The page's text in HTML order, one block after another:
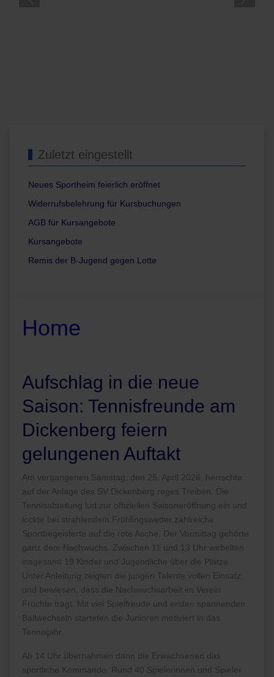
Zuletzt eingestellt
Neues Sportheim feierlich eröffnet
Widerrufsbelehrung für Kursbuchungen
AGB für Kursangebote
Kursangebote
Remis der B-Jugend gegen Lotte
Home
Aufschlag in die neue
Saison: Tennisfreunde am
Dickenberg feiern
gelungenen Auftakt
Am vergangenen Samstag, den 25. April 2026, herrschte
auf der Anlage des SV Dickenberg reges Treiben. Die
Tennisabteilung lud zur offiziellen Saisoneröffnung ein und
lockte bei strahlendem Frühlingswetter zahlreiche
Sportbegeisterte auf die rote Asche. Der Vormittag gehörte
ganz dem Nachwuchs. Zwischen 11 und 13 Uhr wirbelten
insgesamt 19 Kinder und Jugendliche über die Plätze.
Unter Anleitung zeigten die jungen Talente vollen Einsatz
und bewiesen, dass die Nachwuchsarbeit im Verein
Früchte trägt. Mit viel Spielfreude und ersten spannenden
Ballwechseln starteten die Junioren motiviert in das
Tennisjahr.
Ab 14 Uhr übernahmen dann die Erwachsenen das
sportliche Kommando. Rund 40 Spielerinnen und Spieler